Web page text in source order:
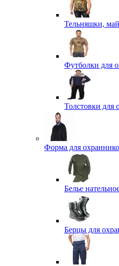
Тельняшки,
Футболки для
Толстовки для
Форма для
Белье
Берцы для